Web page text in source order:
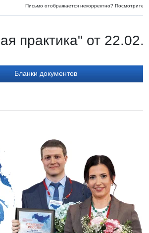
Письмо отображается некорректно? Посмотрите
практика" от
Бланки документов